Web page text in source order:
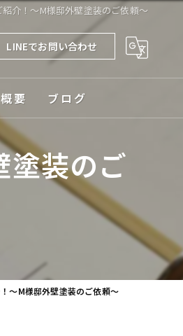
介！～M様邸外壁塗装のご依頼～
LINEでお問い合わせ
要
リア
ブログ
塗装のご
～M様邸外壁塗装のご依頼～